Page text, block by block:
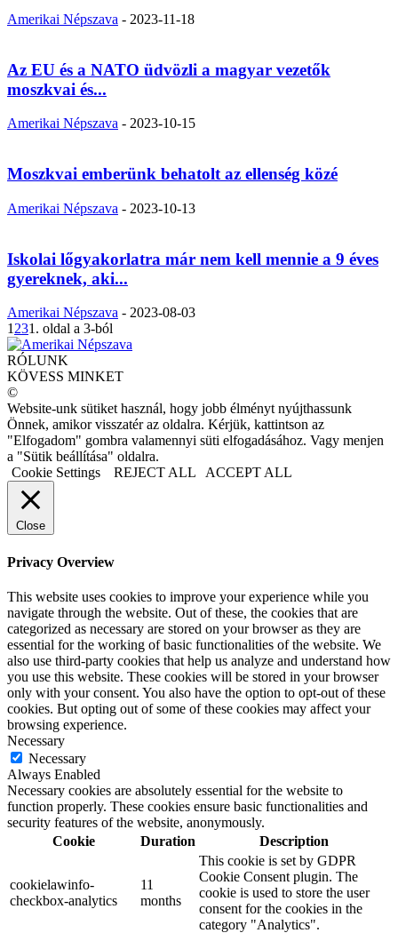
Amerikai Népszava - 2023-11-18
Az EU és a NATO üdvözli a magyar vezetők
moszkvai és...
Amerikai Népszava - 2023-10-15
Moszkvai emberünk behatolt az ellenség közé
Amerikai Népszava - 2023-10-13
Iskolai lőgyakorlatra már nem kell mennie a 9 éves
gyereknek, aki...
Amerikai Népszava - 2023-08-03
1 231. oldal a 3-ból
RÓLUNK
KÖVESS MINKET
©
Website-unk sütiket használ, hogy jobb élményt nyújthassunk
Önnek, amikor visszatér az oldalra. Kérjük, kattintson az
"Elfogadom" gombra valamennyi süti elfogadásához. Vagy menjen
a "Sütik beállítása" oldalra.
Cookie Settings
REJECT ALL ACCEPT ALL
Close
Privacy Overview
This website uses cookies to improve your experience while you
navigate through the website. Out of these, the cookies that are
categorized as necessary are stored on your browser as they are
essential for the working of basic functionalities of the website. We
also use third-party cookies that help us analyze and understand how
you use this website. These cookies will be stored in your browser
only with your consent. You also have the option to opt-out of these
cookies. But opting out of some of these cookies may affect your
browsing experience.
Necessary
Necessary
Always Enabled
Necessary cookies are absolutely essential for the website to
function properly. These cookies ensure basic functionalities and
security features of the website, anonymously.
Cookie
Duration Description
cookielawinfo-
checkbox-analytics
11
months
This cookie is set by GDPR
Cookie Consent plugin. The
cookie is used to store the user
consent for the cookies in the
category "Analytics".